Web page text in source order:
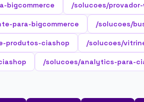
bigcommerce /solucoes/
para-bigcommerce /solucoes/
produtos-ciashop /solucoes/
/solucoes/analytics-para-